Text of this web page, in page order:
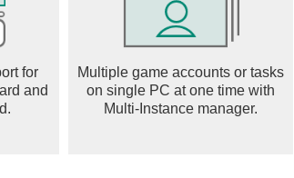
for
and
Multiple game accounts or tasks
on single PC at one time with
Multi-Instance manager.